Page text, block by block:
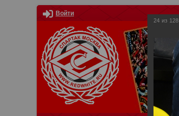
Войти
24 из 128